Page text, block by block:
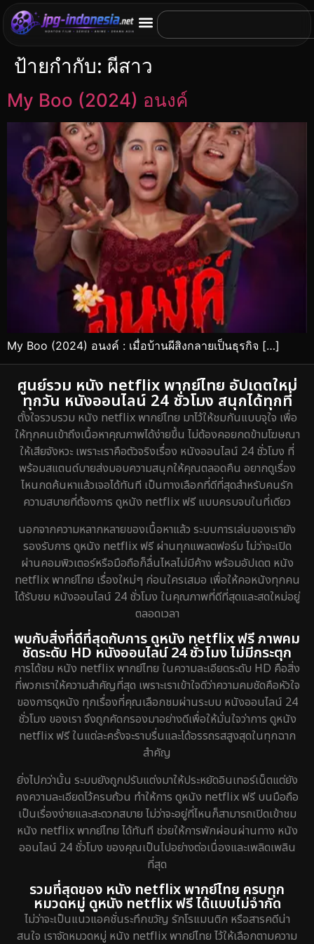
ป้ายกำกับ: ผีสาว
My Boo (2024) อนงค์
My Boo (2024) อนงค์ : เมื่อบ้านผีสิงกลายเป็นธุรกิจ […]
ศูนย์รวม หนัง netflix พากย์ไทย อัปเดตใหม่
ทุกวัน หนังออนไลน์ 24 ชั่วโมง สนุกได้ทุกที่
ตั้งใจรวบรวม หนัง netflix พากย์ไทย มาไว้ให้ชมกันแบบจุใจ เพื่อ
ให้ทุกคนเข้าถึงเนื้อหาคุณภาพได้ง่ายขึ้น ไม่ต้องคอยกดข้ามโฆษณา
ให้เสียจังหวะ เพราะเราคือตัวจริงเรื่อง หนังออนไลน์ 24 ชั่วโมง ที่
พร้อมสแตนด์บายส่งมอบความสนุกให้คุณตลอดคืน อยากดูเรื่อง
ไหนกดค้นหาแล้วเจอได้ทันที เป็นทางเลือกที่ดีที่สุดสำหรับคนรัก
ความสบายที่ต้องการ ดูหนัง netflix ฟรี แบบครบจบในที่เดียว
นอกจากความหลากหลายของเนื้อหาแล้ว ระบบการเล่นของเรายัง
รองรับการ ดูหนัง netflix ฟรี ผ่านทุกแพลตฟอร์ม ไม่ว่าจะเปิด
ผ่านคอมพิวเตอร์หรือมือถือก็ลื่นไหลไม่มีค้าง พร้อมอัปเดต หนัง
netflix พากย์ไทย เรื่องใหม่ๆ ก่อนใครเสมอ เพื่อให้คอหนังทุกคน
ได้รับชม หนังออนไลน์ 24 ชั่วโมง ในคุณภาพที่ดีที่สุดและสดใหม่อยู่
ตลอดเวลา
พบกับสิ่งที่ดีที่สุดกับการ ดูหนัง netflix ฟรี ภาพคม
ชัดระดับ HD หนังออนไลน์ 24 ชั่วโมง ไม่มีกระตุก
การได้ชม หนัง netflix พากย์ไทย ในความละเอียดระดับ HD คือสิ่ง
ที่พวกเราให้ความสำคัญที่สุด เพราะเราเข้าใจดีว่าความคมชัดคือหัวใจ
ของการดูหนัง ทุกเรื่องที่คุณเลือกชมผ่านระบบ หนังออนไลน์ 24
ชั่วโมง ของเรา จึงถูกคัดกรองมาอย่างดีเพื่อให้มั่นใจว่าการ ดูหนัง
netflix ฟรี ในแต่ละครั้งจะราบรื่นและได้อรรถรสสูงสุดในทุกฉาก
สำคัญ
ยิ่งไปกว่านั้น ระบบยังถูกปรับแต่งมาให้ประหยัดอินเทอร์เน็ตแต่ยัง
คงความละเอียดไว้ครบถ้วน ทำให้การ ดูหนัง netflix ฟรี บนมือถือ
เป็นเรื่องง่ายและสะดวกสบาย ไม่ว่าจะอยู่ที่ไหนก็สามารถเปิดเข้าชม
หนัง netflix พากย์ไทย ได้ทันที ช่วยให้การพักผ่อนผ่านทาง หนัง
ออนไลน์ 24 ชั่วโมง ของคุณเป็นไปอย่างต่อเนื่องและเพลิดเพลิน
ที่สุด
รวมที่สุดของ หนัง netflix พากย์ไทย ครบทุก
หมวดหมู่ ดูหนัง netflix ฟรี ได้แบบไม่จำกัด
ไม่ว่าจะเป็นแนวแอคชั่นระทึกขวัญ รักโรแมนติก หรือสารคดีน่า
สนใจ เราจัดหมวดหมู่ หนัง netflix พากย์ไทย ไว้ให้เลือกตามความ